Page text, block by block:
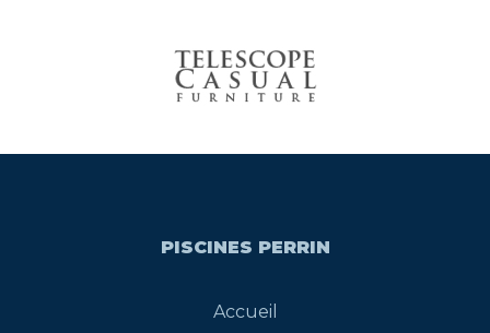
PISCINES PERRIN
Accueil